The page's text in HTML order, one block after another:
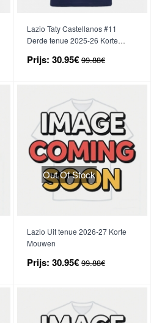
Lazio Taty Castellanos #11
Derde tenue 2025-26 Korte
Prijs: 30.95€ 99.88€
Out Of Stock
Lazio Uit tenue 2026-27 Korte
Mouwen
Prijs: 30.95€ 99.88€